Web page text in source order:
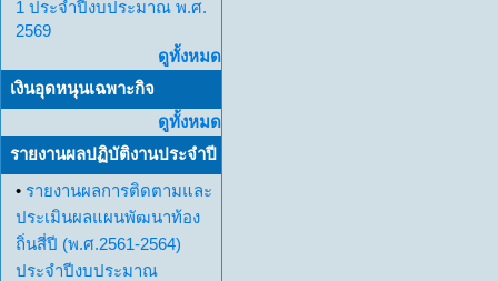
1 ประจำปีงบประมาณ พ.ศ.
2569
ดูทั้งหมด
เงินอุดหนุนเฉพาะกิจ
ดูทั้งหมด
รายงานผลปฏิบัติงานประจำปี
• รายงานผลการติดตามและ
ประเมินผลแผนพัฒนาท้อง
ถิ่นสี่ปี (พ.ศ.2561-2564)
ประจำปีงบประมาณ